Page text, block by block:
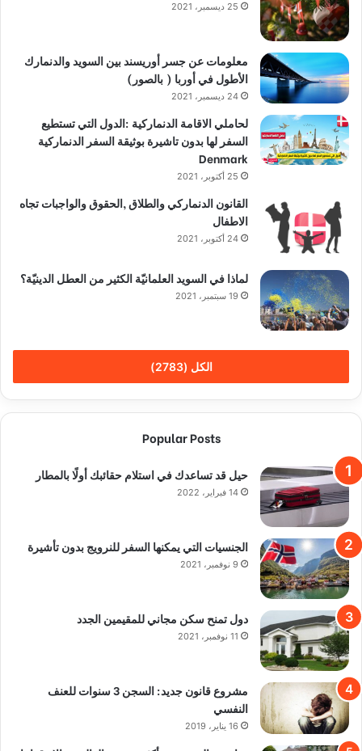
25 ديسمبر، 2021
معلومات عن جسر أوريسند بين السويد والدنمارك
الأطول في أوربا ( بالصور)
24 ديسمبر، 2021
لحاملي الاقامة الدنماركية :الدول التي تستطيع
السفر لها بدون تاشيرة بوثيقة السفر الدنماركية
Denmark
25 أكتوبر، 2021
القانون الدنماركي والطلاق ,الحقوق والواجبات تجاه
الاطفال
24 أكتوبر، 2021
لماذا في السويد العلمانيّة الكثير من العطل الدينيّة؟
19 سبتمبر، 2021
الكل (2783)
Popular Posts
حيل قد تساعدك في استلام حقائبك أولًا بالمطار
14 فبراير، 2022
الجنسيات التي يمكنها السفر للنرويج بدون تأشيرة
9 نوفمبر، 2021
دول تمنح سكن مجاني للمقيمين الجدد
11 نوفمبر، 2021
مشروع قانون جديد: السجن 3 سنوات للعنف
النفسي
16 يناير، 2019